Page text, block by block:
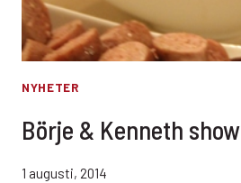
NYHETER
Börje & Kenneth show
1 augusti, 2014